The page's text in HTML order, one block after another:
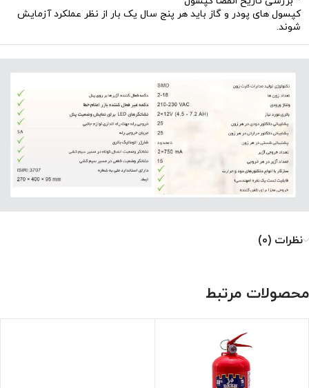
کپسول های پودر و گاز باید هر پنج سال یک بار از نظر عملکرد آزمایش
شوند.
نظرات (0)
محصولات مرتبط